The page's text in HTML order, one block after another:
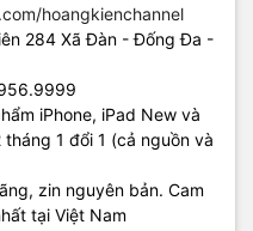
hoangkienchannel
284 Xã Đàn - Đống Đa -
iPhone, iPad New và
1 đổi 1 (cả nguồn và
zin nguyên bản. Cam
tại Việt Nam